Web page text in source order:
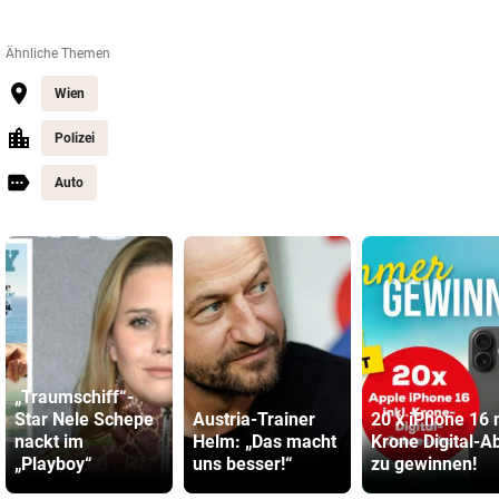
Ähnliche Themen
Wien
Polizei
Auto
„Traumschiff“-
Star Nele Schepe
nackt im
„Playboy“
Austria-Trainer
Helm: „Das macht
uns besser!“
20 x iPhone 16
Krone Digital-
zu gewinnen!